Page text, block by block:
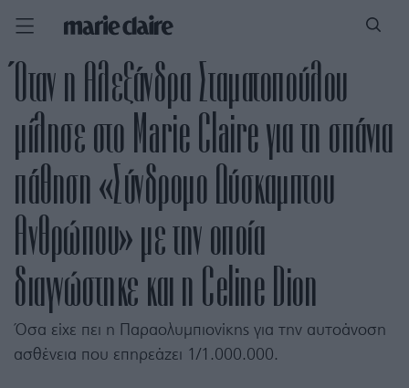
Όταν η Αλεξάνδρα Σταματοπούλου
μίλησε στο Marie Claire για τη σπάνια
πάθηση «Σύνδρομο Δύσκαμπτου
Ανθρώπου» με την οποία
διαγνώστηκε και η Celine Dion
Όσα είχε πει η Παραολυμπιονίκης για την αυτοάνοση
ασθένεια που επηρεάζει 1/1.000.000.